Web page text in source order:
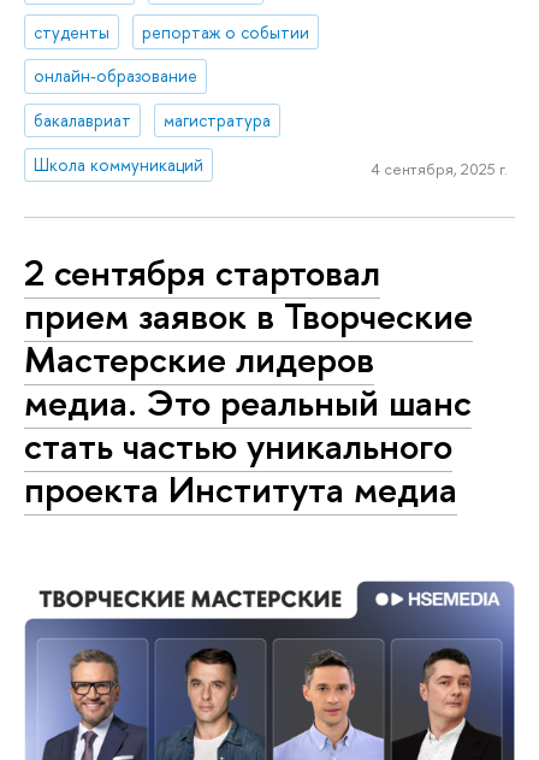
студенты
репортаж о событии
онлайн-образование
бакалавриат
магистратура
Школа коммуникаций
4 сентября, 2025 г.
2 сентября стартовал
прием заявок в Творческие
Мастерские лидеров
медиа. Это реальный шанс
стать частью уникального
проекта Института медиа